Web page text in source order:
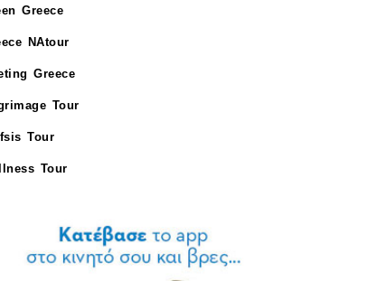
Greece
NAtour
Greece
Tour
Tour
Tour